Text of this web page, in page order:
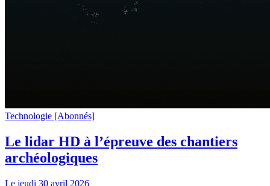
Technologie [Abonnés]
Le lidar HD à l’épreuve des chantiers
archéologiques
Le jeudi 30 avril 2026